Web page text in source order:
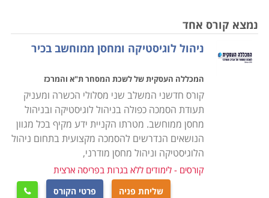
הלימודים בקורס ניהול מחסן הינם מקצועיים ביותר,
במסגרת הקורס יועברו שיעורים במגוון נושאים: מבנה
הארגון, רכישה ומכירה של סחורות, כללי היבוא והיצוא,
אחזקת מלאי, ניהול המערך האנושי במחסני החברה, מושגי
יסוד מקצועיים בתחום הלוגיסטיקה הארגונית, הכרת סוגי
התוכנות השונות לניהול מלאי ועוד נושאים רבים בתחום זה.
הקורס אינו מצריך כל ידע מוקדם ועל כן מתאים הן לחיילים
משוחררים שעסקו באפסנאות בצבא, או לחסרי ניסיון הרוצים
נמצא קורס אחד
ניהול לוגיסטיקה ומחסן ממוחשב בכיר
המכללה העסקית של לשכת המסחר ת"א והמרכז
קורס חדשני המשלב שני מסלולי הכשרה ומעניק
תעודת הסמכה כפולה בניהול לוגיסטיקה ובניהול
מחסן ממוחשב. מטרתו הקניית ידע מקיף בכל מגוון
הנושאים הנדרשים להסמכה מקצועית בתחום ניהול
הלוגיסטיקה וניהול מחסן מודרני,
קורסים - לימודים ללא בגרות בפריסה ארצית
שליחת פניה פרטי הקורס 